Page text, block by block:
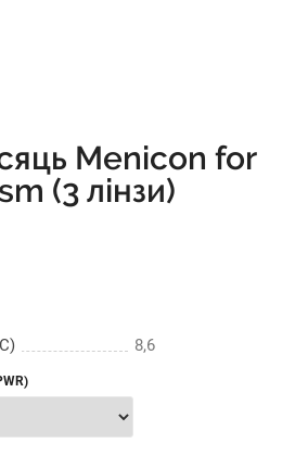
Menicon for
(3 лінзи)
8,6